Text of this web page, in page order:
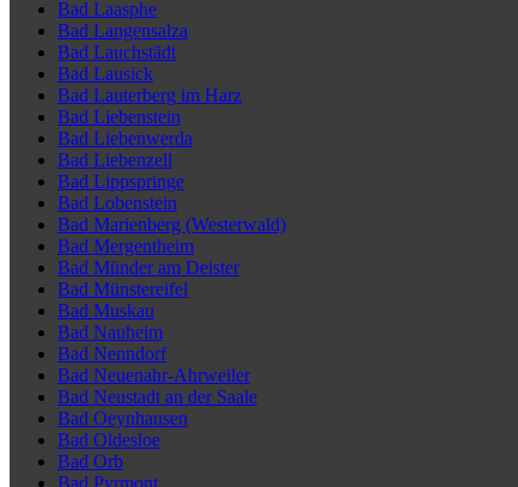
Bad Laasphe
Bad Langensalza
Bad Lauchstädt
Bad Lausick
Bad Lauterberg im Harz
Bad Liebenstein
Bad Liebenwerda
Bad Liebenzell
Bad Lippspringe
Bad Lobenstein
Bad Marienberg (Westerwald)
Bad Mergentheim
Bad Münder am Deister
Bad Münstereifel
Bad Muskau
Bad Nauheim
Bad Nenndorf
Bad Neuenahr-Ahrweiler
Bad Neustadt an der Saale
Bad Oeynhausen
Bad Oldesloe
Bad Orb